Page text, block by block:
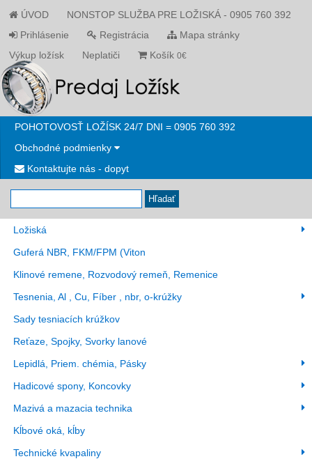
ÚVOD
NONSTOP SLUŽBA PRE LOŽISKÁ - 0905 760 392
Prihlásenie
Registrácia
Mapa stránky
Výkup ložísk
Neplatiči Košík 0€
POHOTOVOSŤ LOŽÍSK 24/7 DNI = 0905 760 392
Obchodné podmienky
Kontaktujte nás - dopyt
Hľadať
Ložiská
Guferá NBR, FKM/FPM (Viton
Klinové remene, Rozvodový remeň, Remenice
Tesnenia, Al , Cu, Fíber , nbr, o-krúžky
Sady tesniacích krúžkov
Reťaze, Spojky, Svorky lanové
Lepidlá, Priem. chémia, Pásky
Hadicové spony, Koncovky
Mazivá a mazacia technika
Kĺbové oká, kĺby
Technické kvapaliny